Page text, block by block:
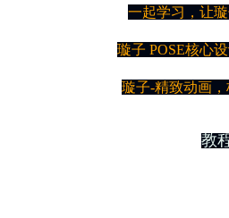
一起学习，让
璇子 POSE核心
璇子-精致动画
教